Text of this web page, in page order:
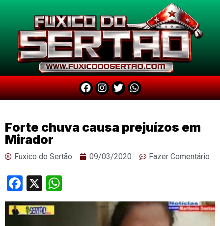
Forte chuva causa prejuízos em
Mirador
Fuxico do Sertão 09/03/2020 Fazer Comentário
Facebook
X